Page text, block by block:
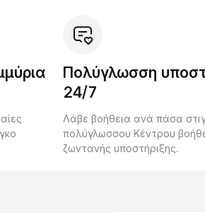
Πολύγλωσση
24/7
Λάβε βοήθεια ανά πάσα
πολύγλωσσου Κέντρου
ζωντανής υποστήριξης.